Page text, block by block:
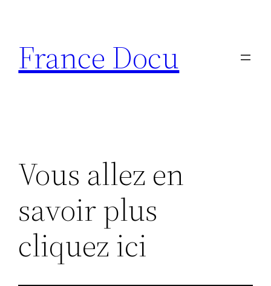
contenu
France Docu
Vous allez en
savoir plus
cliquez ici